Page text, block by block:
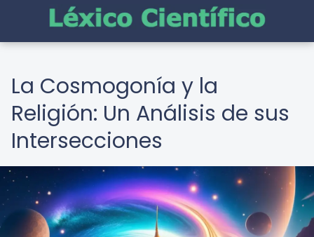
La Cosmogonía y la
Religión: Un Análisis de sus
Intersecciones